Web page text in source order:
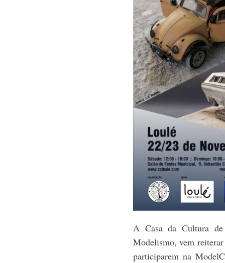
A Casa da Cultura
Modelismo, vem
participarem na